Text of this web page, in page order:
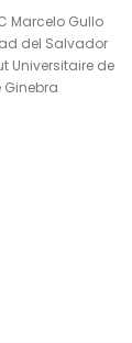
Marcelo Gullo
del Salvador
Universitaire de
Ginebra